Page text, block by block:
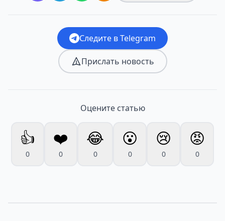
Следите в Telegram
Прислать новость
Оцените статью
👍
0
❤️
0
😂
0
😮
0
😢
0
😡
0